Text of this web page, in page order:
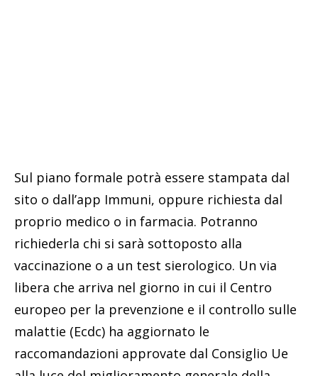
Sul piano formale potrà essere stampata dal
sito o dall’app Immuni, oppure richiesta dal
proprio medico o in farmacia. Potranno
richiederla chi si sarà sottoposto alla
vaccinazione o a un test sierologico. Un via
libera che arriva nel giorno in cui il Centro
europeo per la prevenzione e il controllo sulle
malattie (Ecdc) ha aggiornato le
raccomandazioni approvate dal Consiglio Ue